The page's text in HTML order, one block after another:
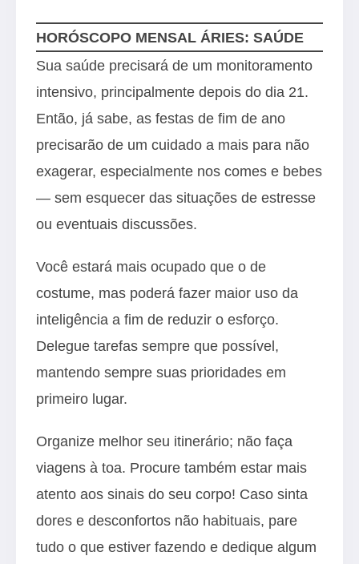
HORÓSCOPO MENSAL ÁRIES: SAÚDE
Sua saúde precisará de um monitoramento
intensivo, principalmente depois do dia 21.
Então, já sabe, as festas de fim de ano
precisarão de um cuidado a mais para não
exagerar, especialmente nos comes e bebes
— sem esquecer das situações de estresse
ou eventuais discussões.
Você estará mais ocupado que o de
costume, mas poderá fazer maior uso da
inteligência a fim de reduzir o esforço.
Delegue tarefas sempre que possível,
mantendo sempre suas prioridades em
primeiro lugar.
Organize melhor seu itinerário; não faça
viagens à toa. Procure também estar mais
atento aos sinais do seu corpo! Caso sinta
dores e desconfortos não habituais, pare
tudo o que estiver fazendo e dedique algum